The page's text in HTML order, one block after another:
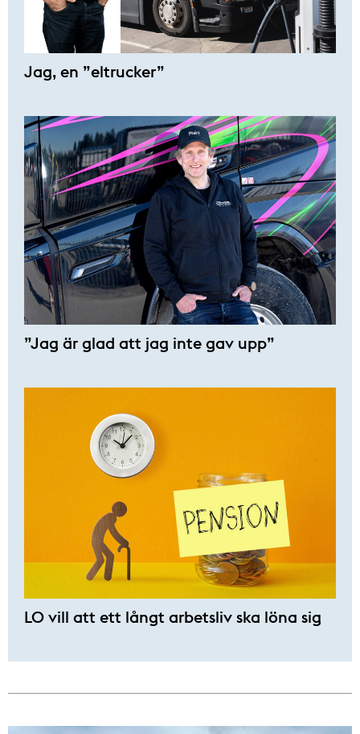
Jag, en ”eltrucker”
”Jag är glad att jag inte gav upp”
LO vill att ett långt arbetsliv ska löna sig